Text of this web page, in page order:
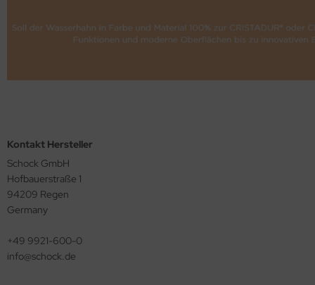
Kontakt Hersteller
Schock GmbH
Hofbauerstraße 1
94209 Regen
Germany
+49 9921-600-0
info@​schock.de